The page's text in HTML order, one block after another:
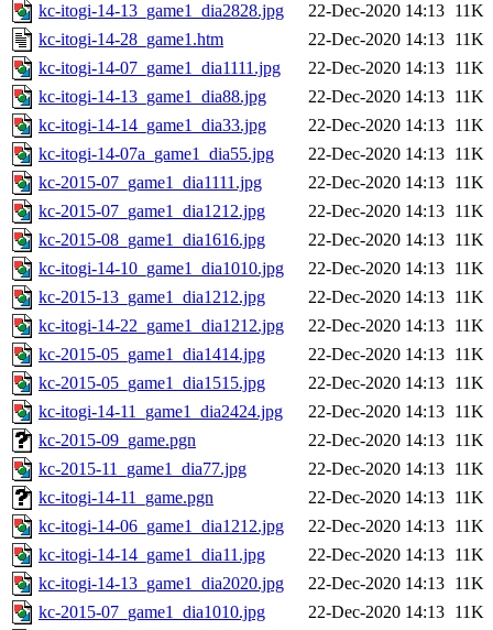
kc-itogi-14-13_game1_dia2828.jpg
22-Dec-2020 14:13 11K
kc-itogi-14-28_game1.htm
22-Dec-2020 14:13 11K
kc-itogi-14-07_game1_dia1111.jpg
22-Dec-2020 14:13 11K
kc-itogi-14-13_game1_dia88.jpg
22-Dec-2020 14:13 11K
kc-itogi-14-14_game1_dia33.jpg
22-Dec-2020 14:13 11K
kc-itogi-14-07a_game1_dia55.jpg
22-Dec-2020 14:13 11K
kc-2015-07_game1_dia1111.jpg
22-Dec-2020 14:13 11K
kc-2015-07_game1_dia1212.jpg
22-Dec-2020 14:13 11K
kc-2015-08_game1_dia1616.jpg
22-Dec-2020 14:13 11K
kc-itogi-14-10_game1_dia1010.jpg
22-Dec-2020 14:13 11K
kc-2015-13_game1_dia1212.jpg
22-Dec-2020 14:13 11K
kc-itogi-14-22_game1_dia1212.jpg
22-Dec-2020 14:13 11K
kc-2015-05_game1_dia1414.jpg
22-Dec-2020 14:13 11K
kc-2015-05_game1_dia1515.jpg
22-Dec-2020 14:13 11K
kc-itogi-14-11_game1_dia2424.jpg
22-Dec-2020 14:13 11K
kc-2015-09_game.pgn
22-Dec-2020 14:13 11K
kc-2015-11_game1_dia77.jpg
22-Dec-2020 14:13 11K
kc-itogi-14-11_game.pgn
22-Dec-2020 14:13 11K
kc-itogi-14-06_game1_dia1212.jpg
22-Dec-2020 14:13 11K
kc-itogi-14-14_game1_dia11.jpg
22-Dec-2020 14:13 11K
kc-itogi-14-13_game1_dia2020.jpg
22-Dec-2020 14:13 11K
kc-2015-07_game1_dia1010.jpg
22-Dec-2020 14:13 11K